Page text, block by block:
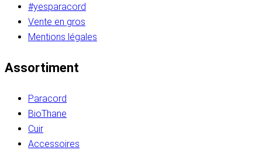
#yesparacord
Vente en gros
Mentions légales
Assortiment
Paracord
BioThane
Cuir
Accessoires